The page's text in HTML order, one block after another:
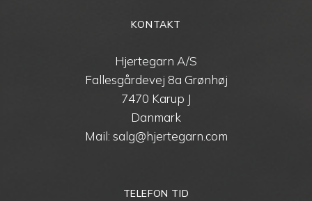
KONTAKT
Hjertegarn A/S
Fallesgårdevej 8a Grønhøj
7470 Karup J
Danmark
Mail: salg@hjertegarn.com
TELEFON TID